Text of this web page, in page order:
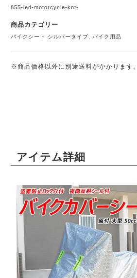
855-led-motorcycle-knt-
商品カテゴリー
バイクシート シルバータイプ バイク用品
※商品価格以外に別途送料がかかります。
アイテム詳細